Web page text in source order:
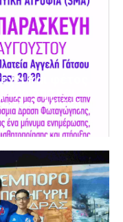
και φέτος
και
Μυϊκή